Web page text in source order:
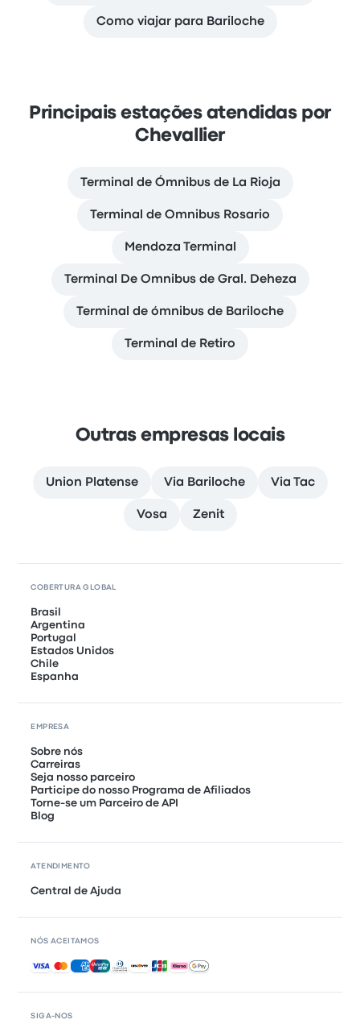
Como viajar para Bariloche
Principais estações atendidas por
Chevallier
Terminal de Ómnibus de La Rioja
Terminal de Omnibus Rosario
Mendoza Terminal
Terminal De Omnibus de Gral. Deheza
Terminal de ómnibus de Bariloche
Terminal de Retiro
Outras empresas locais
Union Platense Via Bariloche Via Tac
Vosa Zenit
SIGA-NOS
COBERTURA GLOBAL
Brasil
Argentina
Portugal
Estados Unidos
Chile
Espanha
EMPRESA
Sobre nós
Carreiras
Seja nosso parceiro
Participe do nosso Programa de Afiliados
Torne-se um Parceiro de API
Blog
ATENDIMENTO
Central de Ajuda
NÓS ACEITAMOS
Pagamentos aceitos